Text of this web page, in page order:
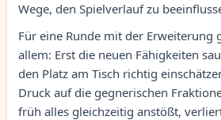
Wege, den Spielverlauf zu
Für eine Runde mit der Erweiterung
allem: Erst die neuen Fähigkeiten
den Platz am Tisch richtig
Druck auf die gegnerischen
früh alles gleichzeitig anstößt,